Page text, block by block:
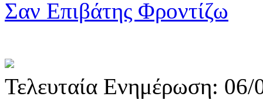
Σαν Επιβάτης Φροντίζω
Τελευταία Ενημέρωση: